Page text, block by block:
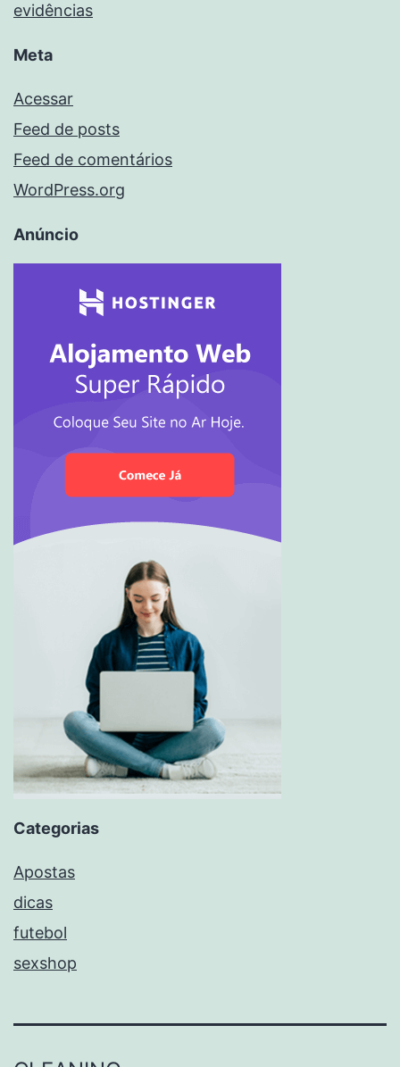
evidências
Meta
Acessar
Feed de posts
Feed de comentários
WordPress.org
Anúncio
Categorias
Apostas
dicas
futebol
sexshop